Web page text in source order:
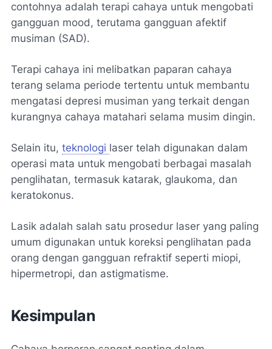
contohnya adalah terapi cahaya untuk mengobati
gangguan mood, terutama gangguan afektif
musiman (SAD).
Terapi cahaya ini melibatkan paparan cahaya
terang selama periode tertentu untuk membantu
mengatasi depresi musiman yang terkait dengan
kurangnya cahaya matahari selama musim dingin.
Selain itu, teknologi laser telah digunakan dalam
operasi mata untuk mengobati berbagai masalah
penglihatan, termasuk katarak, glaukoma, dan
keratokonus.
Lasik adalah salah satu prosedur laser yang paling
umum digunakan untuk koreksi penglihatan pada
orang dengan gangguan refraktif seperti miopi,
hipermetropi, dan astigmatisme.
Kesimpulan